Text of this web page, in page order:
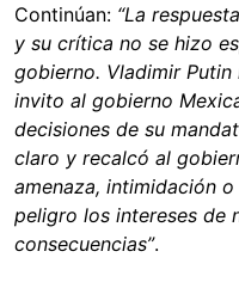
Continúan: “La
y su crítica no se hizo
gobierno. Vladimir
invito al gobierno
decisiones de su
claro y recalcó al
amenaza, intimidación
peligro los intereses de
consecuencias”.